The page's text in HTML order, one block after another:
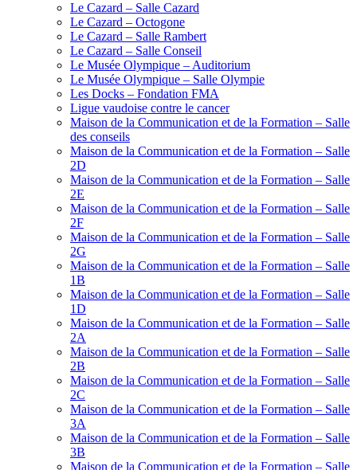
Le Cazard – Salle Cazard
Le Cazard – Octogone
Le Cazard – Salle Rambert
Le Cazard – Salle Conseil
Le Musée Olympique – Auditorium
Le Musée Olympique – Salle Olympie
Les Docks – Fondation FMA
Ligue vaudoise contre le cancer
Maison de la Communication et de la Formation – Salle
des conseils
Maison de la Communication et de la Formation – Salle
2D
Maison de la Communication et de la Formation – Salle
2E
Maison de la Communication et de la Formation – Salle
2F
Maison de la Communication et de la Formation – Salle
2G
Maison de la Communication et de la Formation – Salle
1B
Maison de la Communication et de la Formation – Salle
1D
Maison de la Communication et de la Formation – Salle
2A
Maison de la Communication et de la Formation – Salle
2B
Maison de la Communication et de la Formation – Salle
2C
Maison de la Communication et de la Formation – Salle
3A
Maison de la Communication et de la Formation – Salle
3B
Maison de la Communication et de la Formation – Salle